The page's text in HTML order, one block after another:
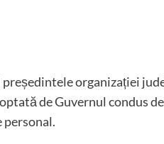
organizației
de Guvernul condus